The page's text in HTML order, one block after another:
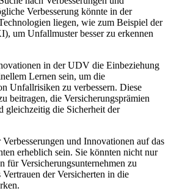
Verbesserung könnte in der
liegen, wie zum Beispiel der
um Unfallmuster besser zu erkennen
in der UDV die Einbeziehung
Lernen sein, um die
Unfallrisiken zu verbessern. Diese
beitragen, die Versicherungsprämien
gleichzeitig die Sicherheit der
und Innovationen auf das
erheblich sein. Sie könnten nicht nur
für Versicherungsunternehmen zu
Vertrauen der Versicherten in die